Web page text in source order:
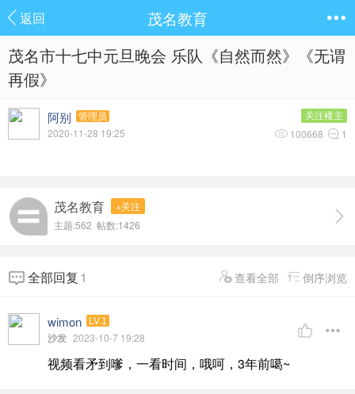
返回 茂名教育
茂名市十七中元旦晚会 乐队《自然而然》《无谓
再假》
阿别 管理员
2020-11-28 19:25
关注楼主
100668 1
茂名教育
+关注
主题:562 帖数:1426
全部回复 1 查看全部 倒序浏览
wimon LV.1
沙发 2023-10-7 19:28
视频看矛到嗲，一看时间，哦呵，3年前噶~